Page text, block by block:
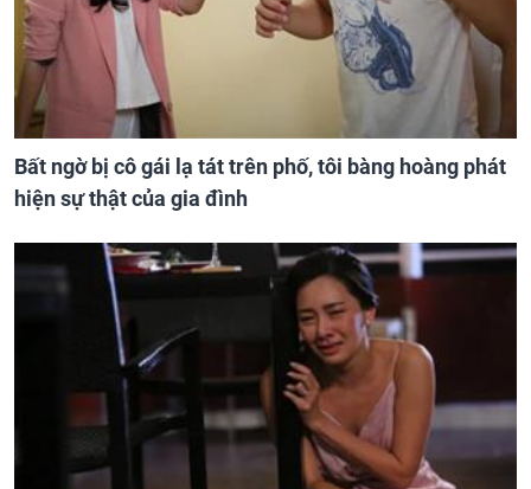
Bất ngờ bị cô gái lạ tát trên phố, tôi bàng hoàng phát
hiện sự thật của gia đình